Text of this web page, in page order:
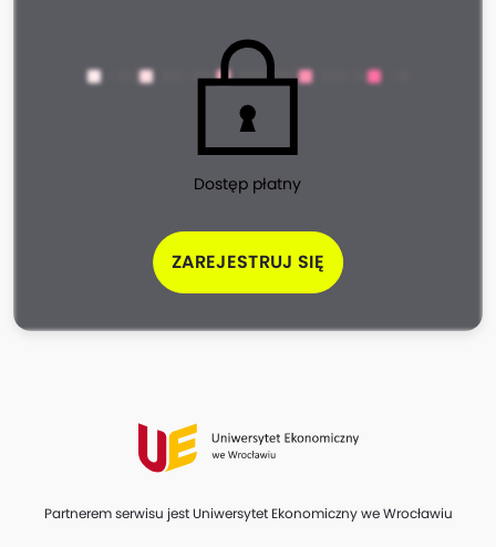
Dostęp płatny
ZAREJESTRUJ SIĘ
<100 100-200 200-500 500-1k
Partnerem serwisu jest Uniwersytet Ekonomiczny we Wrocławiu